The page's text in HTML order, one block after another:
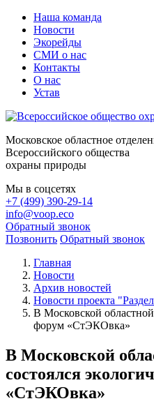
Наша команда
Новости
Экорейды
СМИ о нас
Контакты
О нас
Устав
Московское областное
Всероссийского общества
охраны природы
Мы в соцсетях
+7 (499) 390-29-14
info@voop.eco
Обратный звонок
Позвонить Обратный звонок
Главная
Новости
Архив новостей
Новости проекта
В Московской
форум «СтЭКОвка»
В Московской
состоялся
«СтЭКОвка»